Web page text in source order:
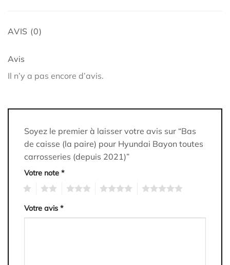
AVIS (0)
Avis
Il n’y a pas encore d’avis.
Soyez le premier à laisser votre avis sur “Bas
de caisse (la paire) pour Hyundai Bayon toutes
carrosseries (depuis 2021)”
Votre note *
Votre avis *